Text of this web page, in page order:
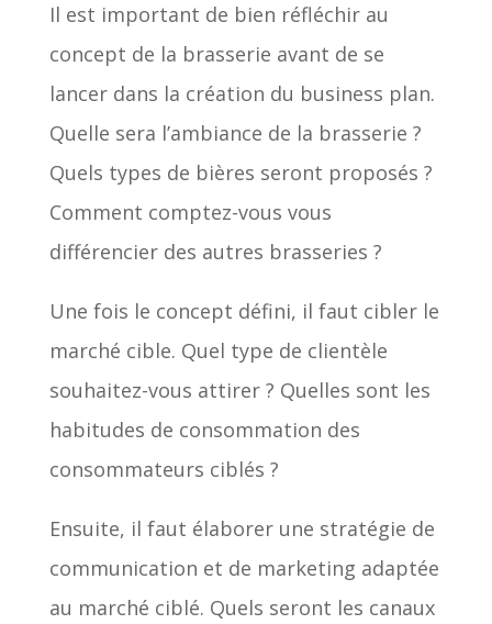
Il est important de bien réfléchir au
concept de la brasserie avant de se
lancer dans la création du business plan.
Quelle sera l’ambiance de la brasserie ?
Quels types de bières seront proposés ?
Comment comptez-vous vous
différencier des autres brasseries ?
Une fois le concept défini, il faut cibler le
marché cible. Quel type de clientèle
souhaitez-vous attirer ? Quelles sont les
habitudes de consommation des
consommateurs ciblés ?
Ensuite, il faut élaborer une stratégie de
communication et de marketing adaptée
au marché ciblé. Quels seront les canaux